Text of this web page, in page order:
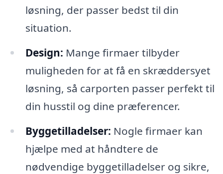
løsning, der passer bedst til din
situation.
Design: Mange firmaer tilbyder
muligheden for at få en skræddersyet
løsning, så carporten passer perfekt til
din husstil og dine præferencer.
Byggetilladelser: Nogle firmaer kan
hjælpe med at håndtere de
nødvendige byggetilladelser og sikre,